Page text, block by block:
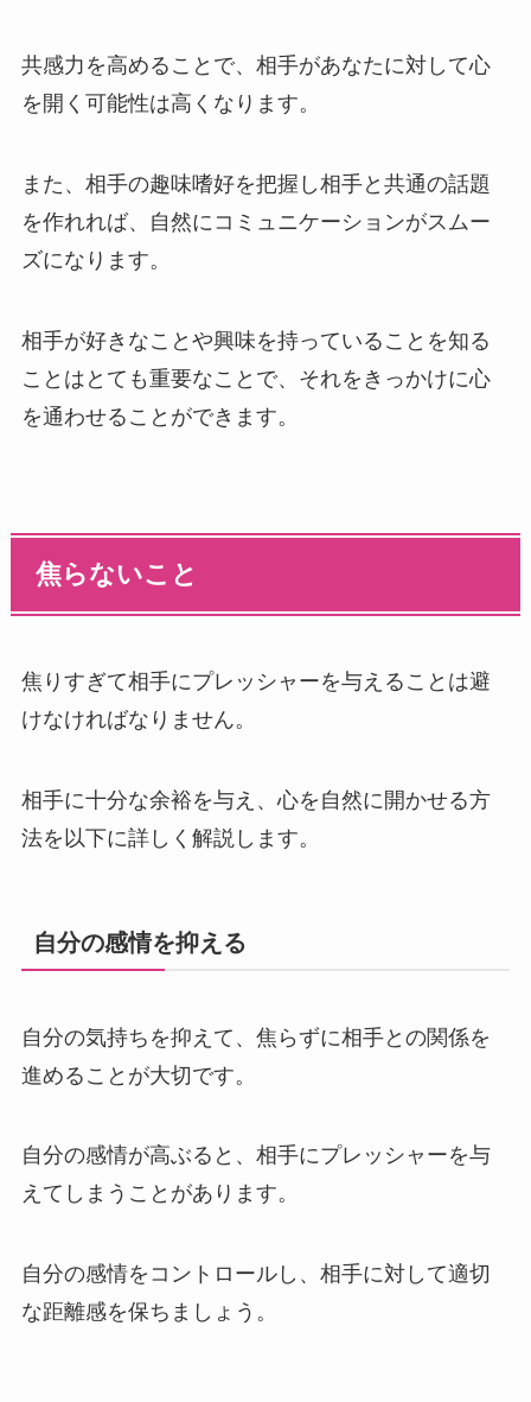
共感力を高めることで、相手があなたに対して心
を開く可能性は高くなります。
また、相手の趣味嗜好を把握し相手と共通の話題
を作れれば、自然にコミュニケーションがスムー
ズになります。
相手が好きなことや興味を持っていることを知る
ことはとても重要なことで、それをきっかけに心
を通わせることができます。
焦らないこと
焦りすぎて相手にプレッシャーを与えることは避
けなければなりません。
相手に十分な余裕を与え、心を自然に開かせる方
法を以下に詳しく解説します。
自分の感情を抑える
自分の気持ちを抑えて、焦らずに相手との関係を
進めることが大切です。
自分の感情が高ぶると、相手にプレッシャーを与
えてしまうことがあります。
自分の感情をコントロールし、相手に対して適切
な距離感を保ちましょう。